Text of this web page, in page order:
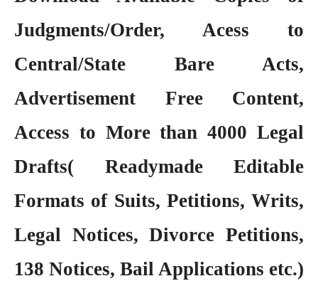
Judgments/Order, Acess to
Central/State Bare Acts,
Advertisement Free Content,
Access to More than 4000 Legal
Drafts( Readymade Editable
Formats of Suits, Petitions, Writs,
Legal Notices, Divorce Petitions,
138 Notices, Bail Applications etc.)